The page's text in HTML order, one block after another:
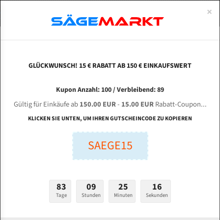
Metora HMB 705 G Bi-Metal M42 HSS
Bandsägeblatt
Länge (mm):
Stärken + Zahnteilung:
mm
ABOUTS
ENGLISH
Bi-Metall Meterware
Fleischerei Bandsägeblätter
Bandmesser Glatt Meterware
Konvex Meterware
×
GLÜCKWUNSCH! 15 € RABATT AB 150 € EINKAUFSWERT
Kupon Anzahl: 100 / Verbleibend: 89
Gültig für Einkäufe ab150.00 EUR- 15.00 EURRabatt-Coupon...
KLICKEN SIE UNTEN, UM IHREN GUTSCHEINCODE ZU KOPIEREN
SAEGE15
83
Tage
09
Stunden
25
Minuten
15
Sekunden